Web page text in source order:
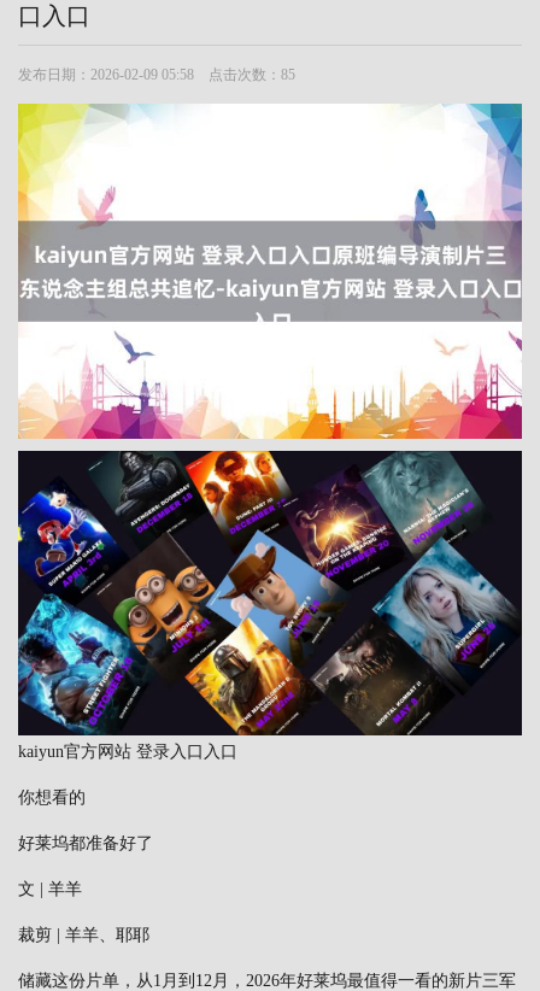
口入口
发布日期：2026-02-09 05:58 点击次数：85
kaiyun官方网站 登录入口入口
你想看的
好莱坞都准备好了
文 | 羊羊
裁剪 | 羊羊、耶耶
储藏这份片单，从1月到12月，2026年好莱坞最值得一看的新片三军